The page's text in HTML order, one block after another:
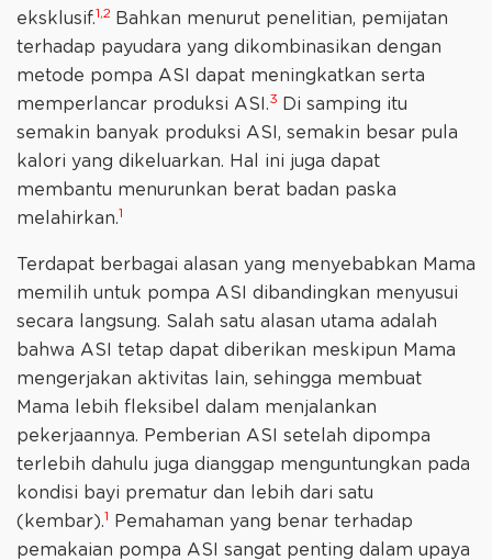
eksklusif.1,2
Bahkan menurut penelitian, pemijatan
terhadap payudara yang dikombinasikan dengan
metode pompa ASI dapat meningkatkan serta
memperlancar produksi ASI.3
Di samping itu
semakin banyak produksi ASI, semakin besar pula
kalori yang dikeluarkan. Hal ini juga dapat
membantu menurunkan berat badan paska
melahirkan.1
Terdapat berbagai alasan yang menyebabkan Mama
memilih untuk pompa ASI dibandingkan menyusui
secara langsung. Salah satu alasan utama adalah
bahwa ASI tetap dapat diberikan meskipun Mama
mengerjakan aktivitas lain, sehingga membuat
Mama lebih fleksibel dalam menjalankan
pekerjaannya. Pemberian ASI setelah dipompa
terlebih dahulu juga dianggap menguntungkan pada
kondisi bayi prematur dan lebih dari satu
(kembar).1
Pemahaman yang benar terhadap
pemakaian pompa ASI sangat penting dalam upaya